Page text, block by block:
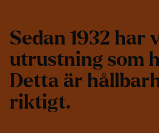
Sedan 1932 har
utrustning som h
Detta är hållbar
riktigt.